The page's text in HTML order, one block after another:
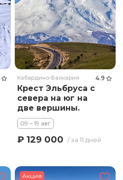
Кабардино-Балкария 4.9
Крест Эльбруса с
севера на юг на
две вершины.
Тариф Премиум
09 – 19 авг
₽ 129 000 / за 11 дней
Акция